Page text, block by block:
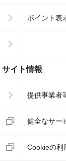
ポイント表
サイト情報
提供事業者
健全なサー
Cookieの利